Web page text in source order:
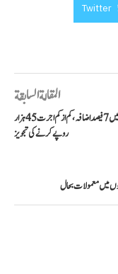
Twitter
المقالة السابقة
خیبرپختونخوا کا 2122 ارب روپے کا بجٹ پیش، تنخواہوں اور پنشن میں 7 فیصد اضافہ، کم از کم اجرت 45 ہزار
روپے کرنے کی تجویز
میں معمولات بحال